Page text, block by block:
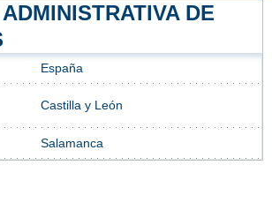
DE
España
Castilla y León
Salamanca